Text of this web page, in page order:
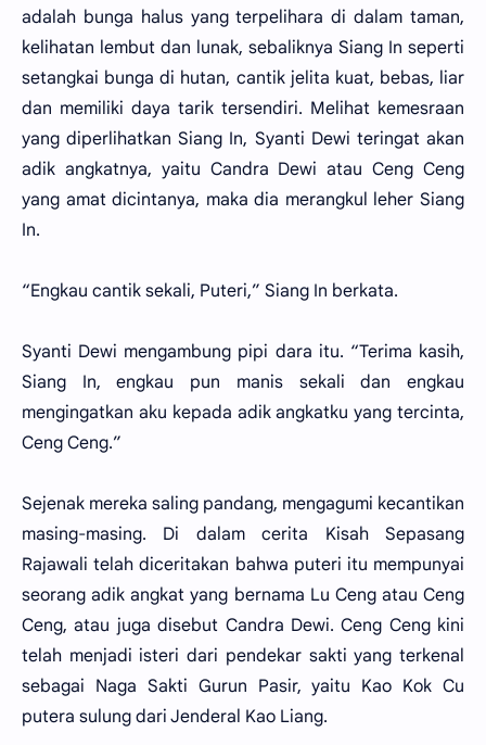
adalah bunga halus yang terpelihara di dalam taman,
kelihatan lembut dan lunak, sebaliknya Siang In seperti
setangkai bunga di hutan, cantik jelita kuat, bebas, liar
dan memiliki daya tarik tersendiri. Melihat kemesraan
yang diperlihatkan Siang In, Syanti Dewi teringat akan
adik angkatnya, yaitu Candra Dewi atau Ceng Ceng
yang amat dicintanya, maka dia merangkul leher Siang
In.
“Engkau cantik sekali, Puteri,” Siang In berkata.
Syanti Dewi mengambung pipi dara itu. “Terima kasih,
Siang In, engkau pun manis sekali dan engkau
mengingatkan aku kepada adik angkatku yang tercinta,
Ceng Ceng.”
Sejenak mereka saling pandang, mengagumi kecantikan
masing-masing. Di dalam cerita Kisah Sepasang
Rajawali telah diceritakan bahwa puteri itu mempunyai
seorang adik angkat yang bernama Lu Ceng atau Ceng
Ceng, atau juga disebut Candra Dewi. Ceng Ceng kini
telah menjadi isteri dari pendekar sakti yang terkenal
sebagai Naga Sakti Gurun Pasir, yaitu Kao Kok Cu
putera sulung dari Jenderal Kao Liang.